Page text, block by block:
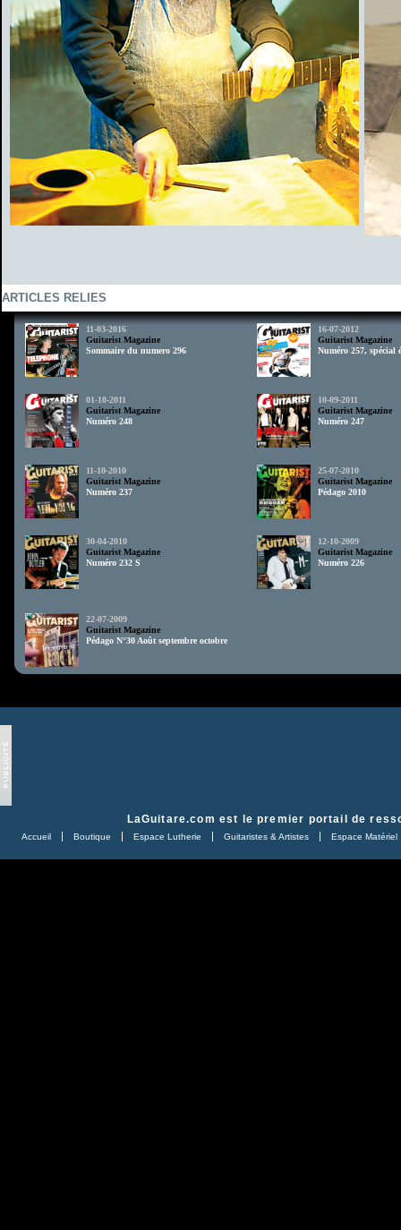
ARTICLES RELIES
11-03-2016
Guitarist Magazine
Sommaire du numero 296
16-07-2012
Guitarist Magazine
Numéro 257, spécial
01-10-2011
Guitarist Magazine
Numéro 248
10-09-2011
Guitarist Magazine
Numéro 247
11-10-2010
Guitarist Magazine
Numéro 237
25-07-2010
Guitarist Magazine
Pédago 2010
30-04-2010
Guitarist Magazine
Numéro 232 S
12-10-2009
Guitarist Magazine
Numéro 226
22-07-2009
Guitarist Magazine
Pédago N°30 Août septembre octobre
LaGuitare.com est le premier portail de
Accueil Boutique Espace Lutherie Guitaristes & Artistes Espace Matériel